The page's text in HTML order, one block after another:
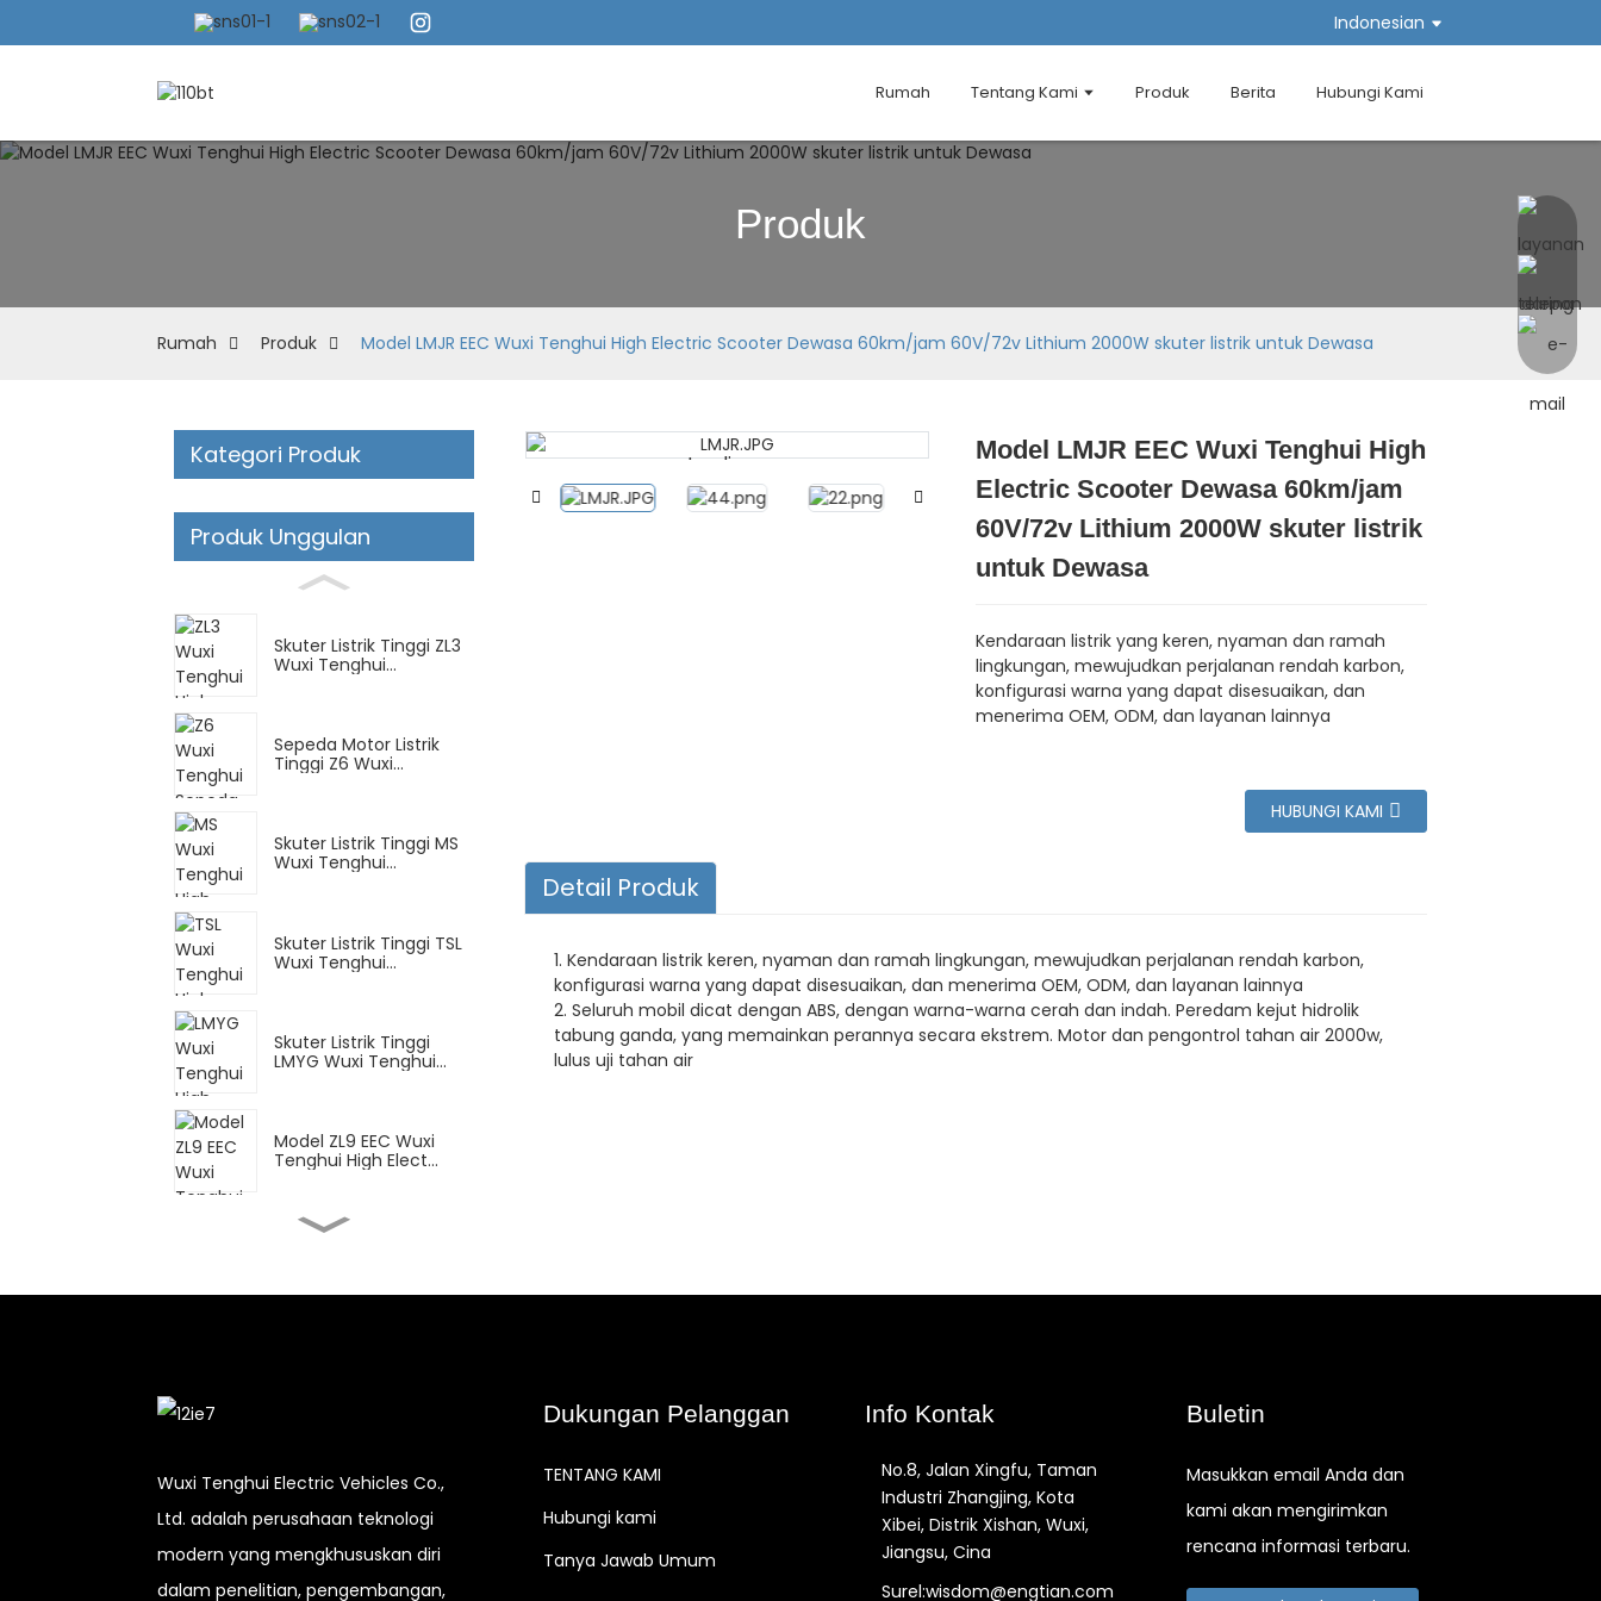
Indonesian
Rumah Tentang Kami Produk Berita Hubungi Kami
Produk
Rumah Produk Model LMJR EEC Wuxi Tenghui High Electric Scooter Dewasa 60km/jam 60V/72v Lithium 2000W skuter listrik untuk Dewasa
Kategori Produk
Produk Unggulan
Skuter Listrik Tinggi ZL3
Wuxi Tenghui...
Sepeda Motor Listrik
Tinggi Z6 Wuxi
Skuter Listrik Tinggi MS
Wuxi Tenghui...
Skuter Listrik Tinggi TSL
Wuxi Tenghui...
Skuter Listrik Tinggi
LMYG Wuxi Tenghui...
Model ZL9 EEC Wuxi
Tenghui High Elect...
FY Wuxi Tenghui
Sepeda Motor Listrik
Loading...
Loading... Loading...
Loading... Loading...
Loading...
Model LMJR EEC Wuxi Tenghui High
Electric Scooter Dewasa 60km/jam
60V/72v Lithium 2000W skuter listrik
untuk Dewasa
Kendaraan listrik yang keren, nyaman dan ramah
lingkungan, mewujudkan perjalanan rendah karbon,
konfigurasi warna yang dapat disesuaikan, dan
menerima OEM, ODM, dan layanan lainnya
HUBUNGI KAMI
Detail Produk
1. Kendaraan listrik keren, nyaman dan ramah lingkungan, mewujudkan perjalanan rendah karbon,
konfigurasi warna yang dapat disesuaikan, dan menerima OEM, ODM, dan layanan lainnya
2. Seluruh mobil dicat dengan ABS, dengan warna-warna cerah dan indah. Peredam kejut hidrolik
tabung ganda, yang memainkan perannya secara ekstrem. Motor dan pengontrol tahan air 2000w,
lulus uji tahan air
Wuxi Tenghui Electric Vehicles Co.,
Ltd. adalah perusahaan teknologi
modern yang mengkhususkan diri
dalam penelitian, pengembangan,
Dukungan Pelanggan
TENTANG KAMI
Hubungi kami
Tanya Jawab Umum
Info Kontak
No.8, Jalan Xingfu, Taman
Industri Zhangjing, Kota
Xibei, Distrik Xishan, Wuxi,
Jiangsu, Cina
Surel:wisdom@engtian.com
Buletin
Masukkan email Anda dan
kami akan mengirimkan
rencana informasi terbaru.